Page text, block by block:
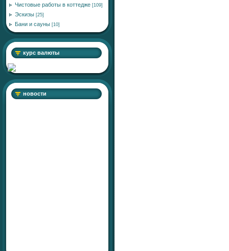
Чистовые работы в коттедже [109]
Эскизы [25]
Бани и сауны [10]
курс валюты
новости